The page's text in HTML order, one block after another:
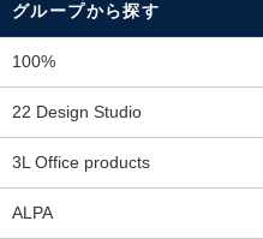
グループから探す
100%
22 Design Studio
3L Office products
ALPA